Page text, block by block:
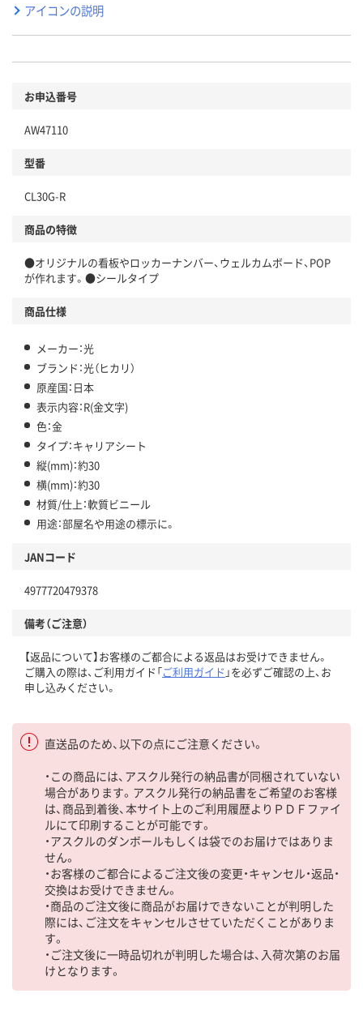
アイコンの説明
お申込番号
AW47110
型番
CL30G-R
商品の特徴
●オリジナルの看板やロッカーナンバー、ウェルカムボード、POP
が作れます。●シールタイプ
商品仕様
メーカー：光
ブランド：光（ヒカリ）
原産国：日本
表示内容：R(金文字)
色：金
タイプ：キャリアシート
縦(mm)：約30
横(mm)：約30
材質/仕上：軟質ビニール
用途：部屋名や用途の標示に。
JANコード
4977720479378
備考（ご注意）
【返品について】お客様のご都合による返品はお受けできません。
ご購入の際は、ご利用ガイド「ご利用ガイド 」を必ずご確認の上、お
申し込みください。
直送品のため、以下の点にご注意ください。
・この商品には、アスクル発行の納品書が同梱されていない
場合があります。アスクル発行の納品書をご希望のお客様
は、商品到着後、本サイト上のご利用履歴よりＰＤＦファイ
ルにて印刷することが可能です。
・アスクルのダンボールもしくは袋でのお届けではありま
せん。
・お客様のご都合によるご注文後の変更・キャンセル・返品・
交換はお受けできません。
・商品のご注文後に商品がお届けできないことが判明した
際には、ご注文をキャンセルさせていただくことがありま
す。
・ご注文後に一時品切れが判明した場合は、入荷次第のお届
けとなります。